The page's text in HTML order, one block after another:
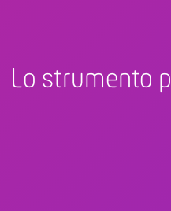
Lo strumento